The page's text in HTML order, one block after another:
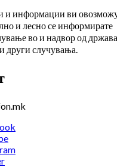
и информации ви
и лесно се информирате
во и надвор од
други случувања.